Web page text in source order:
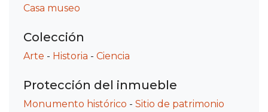
Casa museo
Colección
Arte - Historia - Ciencia
Protección del inmueble
Monumento histórico - Sitio de patrimonio